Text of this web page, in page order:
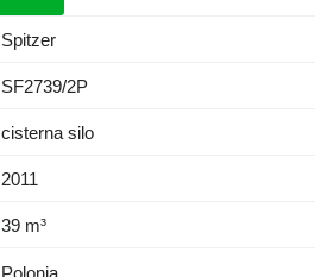
Spitzer
SF2739/2P
cisterna silo
2011
39 m³